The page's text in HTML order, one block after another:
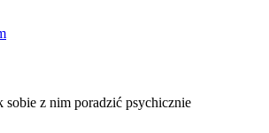
sobie z nim poradzić psychicznie